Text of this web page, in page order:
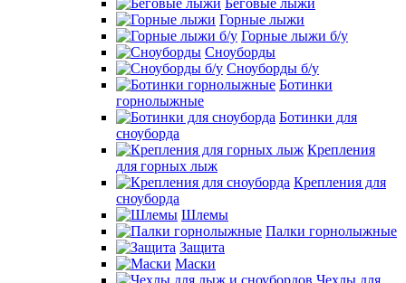
Беговые лыжи
Горные лыжи
Горные лыжи б/у
Сноуборды
Сноуборды б/у
Ботинки
горнолыжные
Ботинки для
сноуборда
Крепления
для горных лыж
Крепления для
сноуборда
Шлемы
Палки горнолыжные
Защита
Маски
Чехлы для